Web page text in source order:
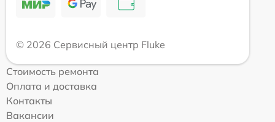
© 2026 Сервисный центр Fluke
Стоимость ремонта
Оплата и доставка
Контакты
Вакансии